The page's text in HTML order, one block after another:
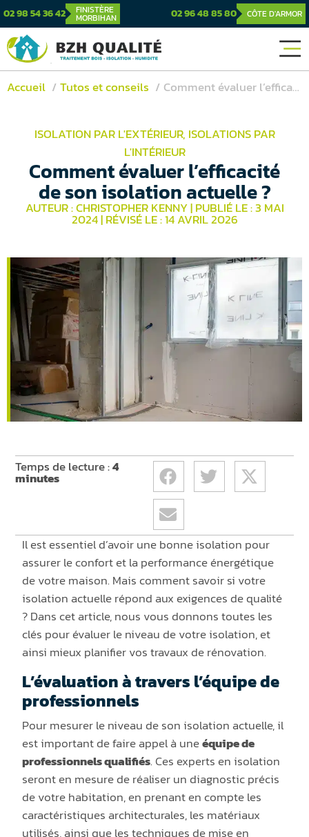
02 98 54 36 42 FINISTÈRE
MORBIHAN 02 96 48 85 80 CÔTE D'ARMOR
Accueil Tutos et conseils Comment évaluer l’efficacité de son isolation actuelle ?
ISOLATION PAR L'EXTÉRIEUR, ISOLATIONS PAR
L'INTÉRIEUR
Comment évaluer l’efficacité
de son isolation actuelle ?
AUTEUR : CHRISTOPHER KENNY|PUBLIÉ LE : 3 MAI
2024|RÉVISÉ LE : 14 AVRIL 2026
Temps de lecture :4
minutes
Il est essentiel d’avoir une bonne isolation pour
assurer le confort et la performance énergétique
de votre maison. Mais comment savoir si votre
isolation actuelle répond aux exigences de qualité
? Dans cet article, nous vous donnons toutes les
clés pour évaluer le niveau de votre isolation, et
ainsi mieux planifier vos travaux de rénovation.
L’évaluation à travers l’équipe de
professionnels
Pour mesurer le niveau de son isolation actuelle, il
est important de faire appel à uneéquipe de
professionnels qualifiés. Ces experts en isolation
seront en mesure de réaliser un diagnostic précis
de votre habitation, en prenant en compte les
caractéristiques architecturales, les matériaux
utilisés, ainsi que les techniques de mise en